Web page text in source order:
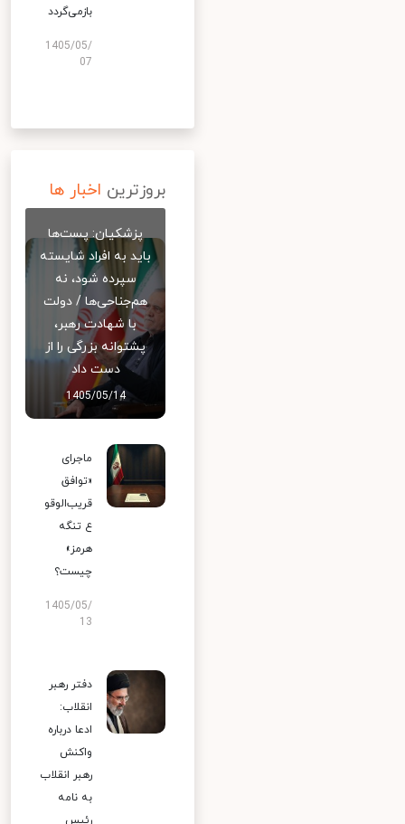
بازمی‌گردد
1405/05/
07
بروزترین اخبار ها
پزشکیان: پست‌ها
باید به افراد شایسته
سپرده شود، نه
هم‌جناحی‌ها / دولت
با شهادت رهبر،
پشتوانه بزرگی را از
دست داد
1405/05/14
ماجرای
«توافق
قریب‌الوقو
ع تنگه
هرمز»
چیست؟
1405/05/
13
دفتر رهبر
انقلاب:
ادعا درباره
واکنش
رهبر انقلاب
به نامه
رئیس